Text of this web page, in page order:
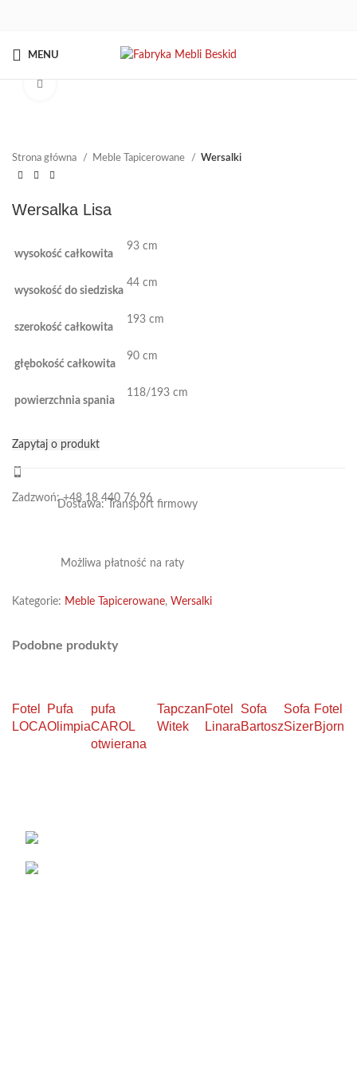
MENU
Strona główna Meble Tapicerowane Wersalki
Wersalka Lisa
wysokość całkowita
93 cm
wysokość do siedziska
44 cm
szerokość całkowita
193 cm
głębokość całkowita
90 cm
powierzchnia spania
118/193 cm
Zapytaj o produkt
Zadzwoń: +48 18 440 76 96
Dostawa: Transport firmowy
Możliwa płatność na raty
Kategorie: Meble Tapicerowane, Wersalki
Podobne produkty
Fotel
LOCA
Pufa
Olimpia
pufa
CAROL
otwierana
Tapczan
Witek
Fotel
Linara
Sofa
Bartosz
Sofa
Sizer
Fotel
Bjorn